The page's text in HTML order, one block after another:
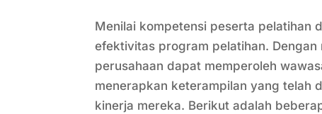
Menilai kompetensi peserta pelatihan
efektivitas program pelatihan.
perusahaan dapat memperoleh
menerapkan keterampilan yang telah
kinerja mereka. Berikut adalah